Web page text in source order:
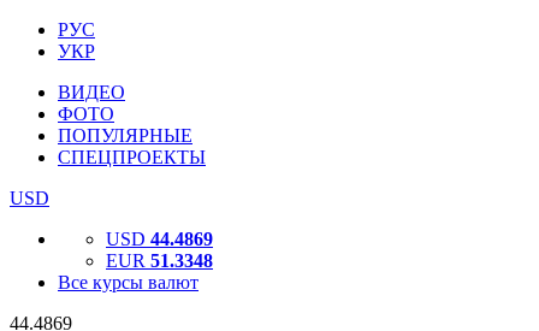
РУС
УКР
ВИДЕО
ФОТО
ПОПУЛЯРНЫЕ
СПЕЦПРОЕКТЫ
USD
USD 44.4869
EUR 51.3348
Все курсы валют
44.4869